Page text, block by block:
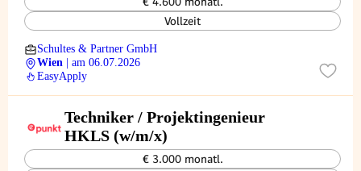
Vollzeit
Schultes & Partner GmbH
Wien
| am 06.07.2026
EasyApply
Techniker / Projektingenieur
HKLS (w/m/x)
€ 3.000 monatl.